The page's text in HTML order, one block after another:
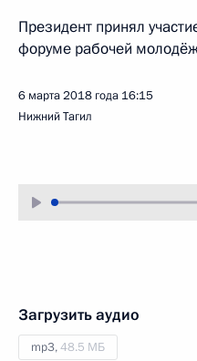
Президент принял
форуме рабочей
6 марта 2018 года 16:15
Нижний Тагил
Загрузить аудио
mp3,48.5 МБ